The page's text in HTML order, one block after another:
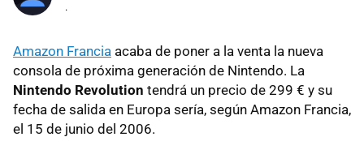
.
Amazon Francia acaba de poner a la venta la nueva
consola de próxima generación de Nintendo. La
Nintendo Revolution tendrá un precio de 299 € y su
fecha de salida en Europa sería, según Amazon Francia,
el 15 de junio del 2006.